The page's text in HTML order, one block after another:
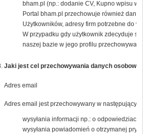
bham.pl (np.: dodanie CV, Kupno wpisu w
Portal bham.pl przechowuje również dane
Użytkowników, adresy firm potrzebne do
W przypadku gdy użytkownik zdecyduje
naszej bazie w jego profilu
Jaki jest cel przechowywania danych
Adres email
Adres email jest przechowywany w następującym
wysyłania informacji np.: o
wysyłania powiadomień o otrzymanej